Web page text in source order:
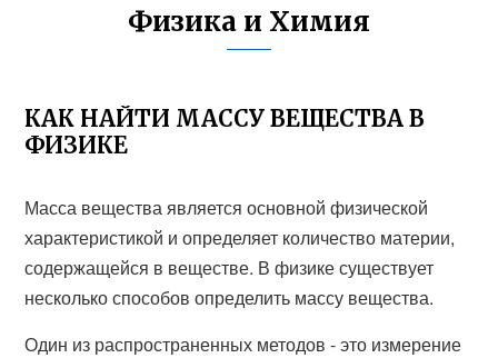
Физика и Химия
КАК НАЙТИ МАССУ ВЕЩЕСТВА В
ФИЗИКЕ
Масса вещества является основной физической
характеристикой и определяет количество материи,
содержащейся в веществе. В физике существует
несколько способов определить массу вещества.
Один из распространенных методов - это измерение